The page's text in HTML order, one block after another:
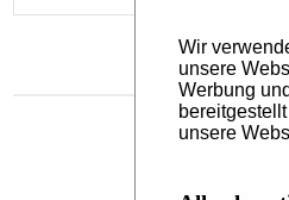
Wir
unsere
Werbung
unsere